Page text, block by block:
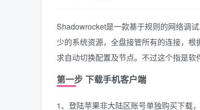
Shadowrocket是一款基于规则的网络调
少的系统资源，全盘接管所有的连接，
求自动切换配置及节点。不过这个指是软
第一步 下载手机客户端
1、登陆苹果非大陆区账号单独购买下载